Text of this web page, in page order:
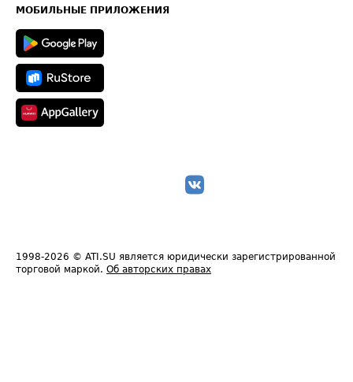
Техническая информация
МОБИЛЬНЫЕ ПРИЛОЖЕНИЯ
1998-2026 © ATI.SU является юридически зарегистрированной
торговой маркой. Об авторских правах